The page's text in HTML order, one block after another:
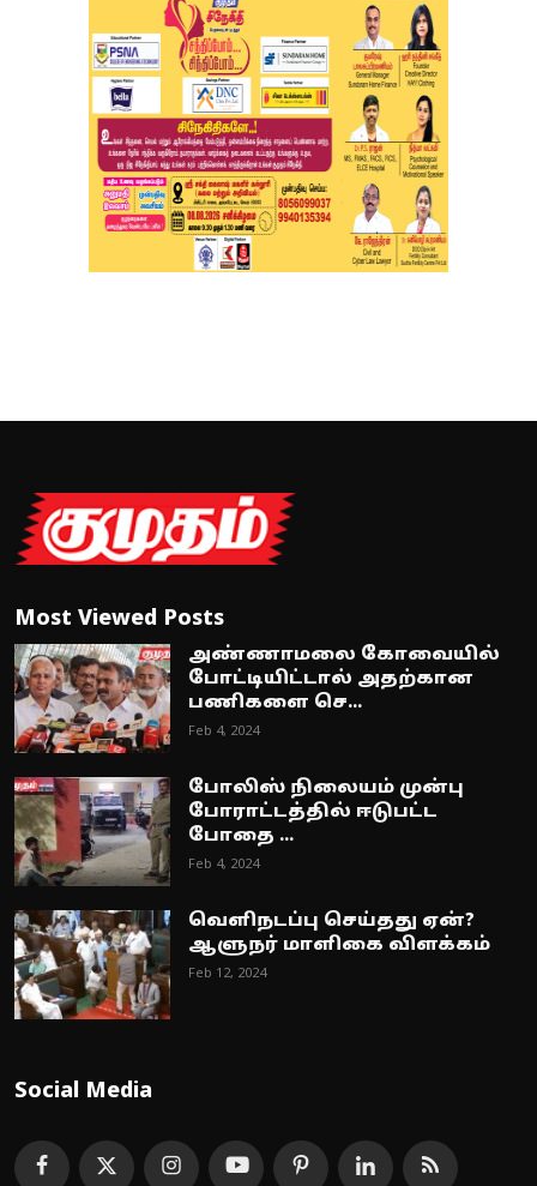
Most Viewed Posts
அண்ணாமலை கோவையில்
போட்டியிட்டால் அதற்கான
பணிகளை செ...
Feb 4, 2024
போலிஸ் நிலையம் முன்பு
போராட்டத்தில் ஈடுபட்ட
போதை ...
Feb 4, 2024
வெளிநடப்பு செய்தது ஏன்?
ஆளுநர் மாளிகை விளக்கம்
Feb 12, 2024
Social Media